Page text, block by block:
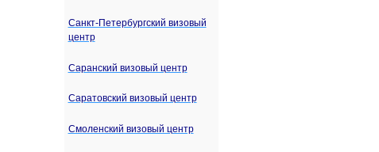
Санкт-Петербургский визовый
центр
Саранский визовый центр
Саратовский визовый центр
Смоленский визовый центр